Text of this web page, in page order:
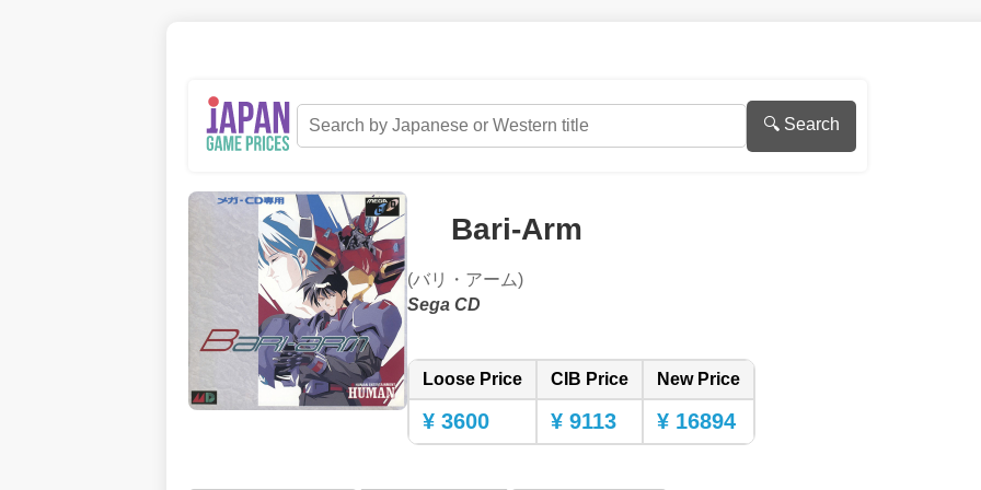
🔍 Search
Bari-Arm
(バリ・アーム)
Sega CD
Loose Price CIB Price New Price
¥ 3600 ¥ 9113 ¥ 16894